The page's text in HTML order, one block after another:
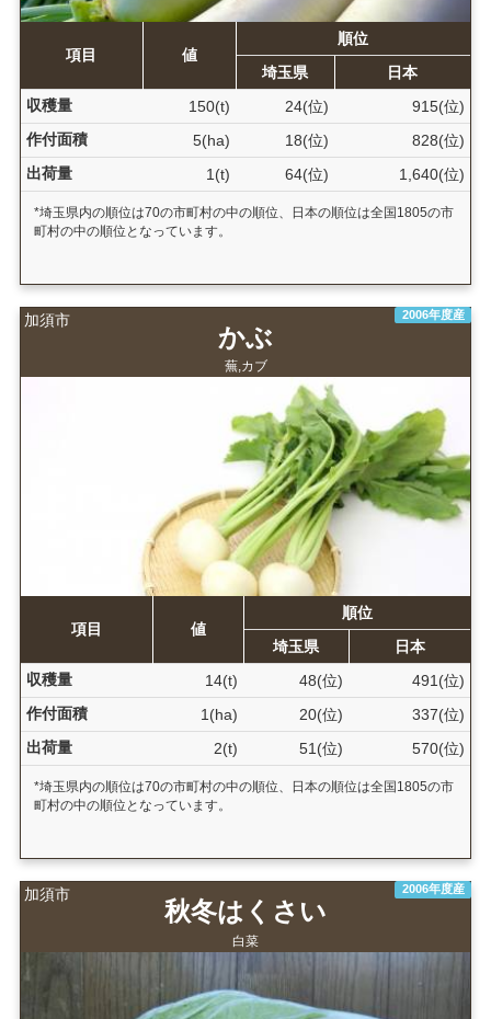
項目 値
順位
埼玉県
日本
収穫量
150(t) 24(位)
915(位)
作付面積
5(ha) 18(位)
828(位)
出荷量
1(t) 64(位) 1,640(位)
*埼玉県内の順位は70の市町村の中の順位、日本の順位は全国1805の市
町村の中の順位となっています。
加須市 2006年度産
かぶ
蕪,カブ
項目 値
順位
埼玉県
日本
収穫量
14(t) 48(位)
491(位)
作付面積
1(ha) 20(位)
337(位)
出荷量
2(t) 51(位) 570(位)
*埼玉県内の順位は70の市町村の中の順位、日本の順位は全国1805の市
町村の中の順位となっています。
加須市 2006年度産
秋冬はくさい
白菜